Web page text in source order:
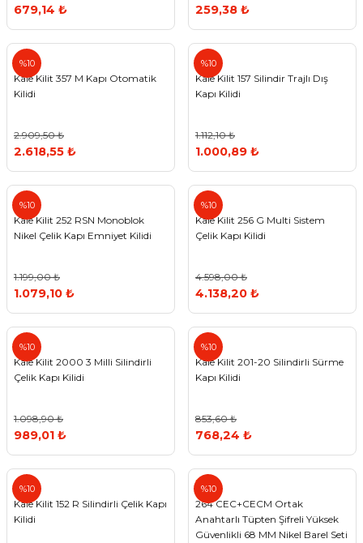
679,14 ₺ 259,38 ₺
%10
Kale Kilit 357 M Kapı Otomatik
Kilidi
2.909,50 ₺
2.618,55 ₺
%10
Kale Kilit 157 Silindir Trajlı Dış
Kapı Kilidi
1.112,10 ₺
1.000,89 ₺
%10
Kale Kilit 252 RSN Monoblok
Nikel Çelik Kapı Emniyet Kilidi
1.199,00 ₺
1.079,10 ₺
%10
Kale Kilit 256 G Multi Sistem
Çelik Kapı Kilidi
4.598,00 ₺
4.138,20 ₺
%10
Kale Kilit 2000 3 Milli Silindirli
Çelik Kapı Kilidi
1.098,90 ₺
989,01 ₺
%10
Kale Kilit 201-20 Silindirli Sürme
Kapı Kilidi
853,60 ₺
768,24 ₺
%10
Kale Kilit 152 R Silindirli Çelik Kapı
Kilidi
%10
Kale
264 CEC+CECM Ortak
Anahtarlı Tüpten Şifreli Yüksek
Güvenlikli 68 MM Nikel Barel Seti